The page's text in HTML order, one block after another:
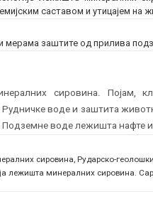
саставом и утицајем на
заштите од прилива
сировина. Појам,
воде и заштита
воде лежишта нафте и
сировина, Рударско-
минералних сировина.